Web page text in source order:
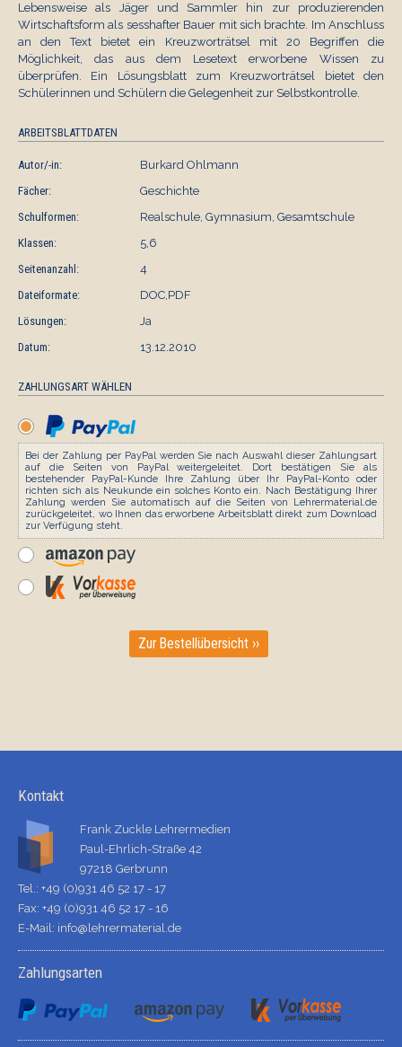
Lebensweise als Jäger und Sammler hin zur produzierenden
Wirtschaftsform als sesshafter Bauer mit sich brachte. Im Anschluss
an den Text bietet ein Kreuzworträtsel mit 20 Begriffen die
Möglichkeit, das aus dem Lesetext erworbene Wissen zu
überprüfen. Ein Lösungsblatt zum Kreuzworträtsel bietet den
Schülerinnen und Schülern die Gelegenheit zur Selbstkontrolle.
ARBEITSBLATTDATEN
Autor/-in:
Burkard Ohlmann
Fächer:
Geschichte
Schulformen:
Realschule, Gymnasium, Gesamtschule
Klassen:
5,6
Seitenanzahl:
4
Dateiformate:
DOC,PDF
Lösungen:
Ja
Datum:
13.12.2010
ZAHLUNGSART WÄHLEN
Bei der Zahlung per PayPal werden Sie nach Auswahl dieser Zahlungsart
auf die Seiten von PayPal weitergeleitet. Dort bestätigen Sie als
bestehender PayPal-Kunde Ihre Zahlung über Ihr PayPal-Konto oder
richten sich als Neukunde ein solches Konto ein. Nach Bestätigung Ihrer
Zahlung werden Sie automatisch auf die Seiten von Lehrermaterial.de
zurückgeleitet, wo Ihnen das erworbene Arbeitsblatt direkt zum Download
zur Verfügung steht.
Zur Bestellübersicht ››
Kontakt
Frank Zuckle Lehrermedien
Paul-Ehrlich-Straße 42
97218 Gerbrunn
Tel.: +49 (0)931 46 52 17 - 17
Fax: +49 (0)931 46 52 17 - 16
E-Mail: info@lehrermaterial.de
Zahlungsarten